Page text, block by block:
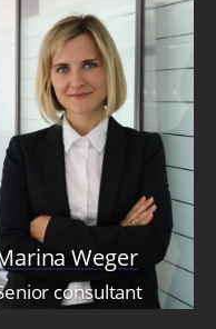
Weger
consultant